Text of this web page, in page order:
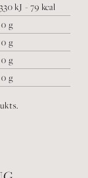
330 kJ - 79 kcal
0 g
0 g
0 g
0 g